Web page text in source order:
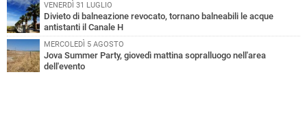
VENERDÌ 31 LUGLIO
Divieto di balneazione revocato, tornano balneabili le acque
antistanti il Canale H
MERCOLEDÌ 5 AGOSTO
Jova Summer Party, giovedì mattina sopralluogo nell'area
dell'evento